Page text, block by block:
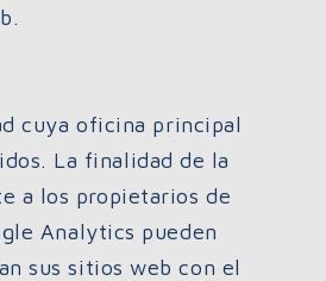
cuya oficina principal
La finalidad de la
a los propietarios de
Analytics pueden
sus sitios web con el